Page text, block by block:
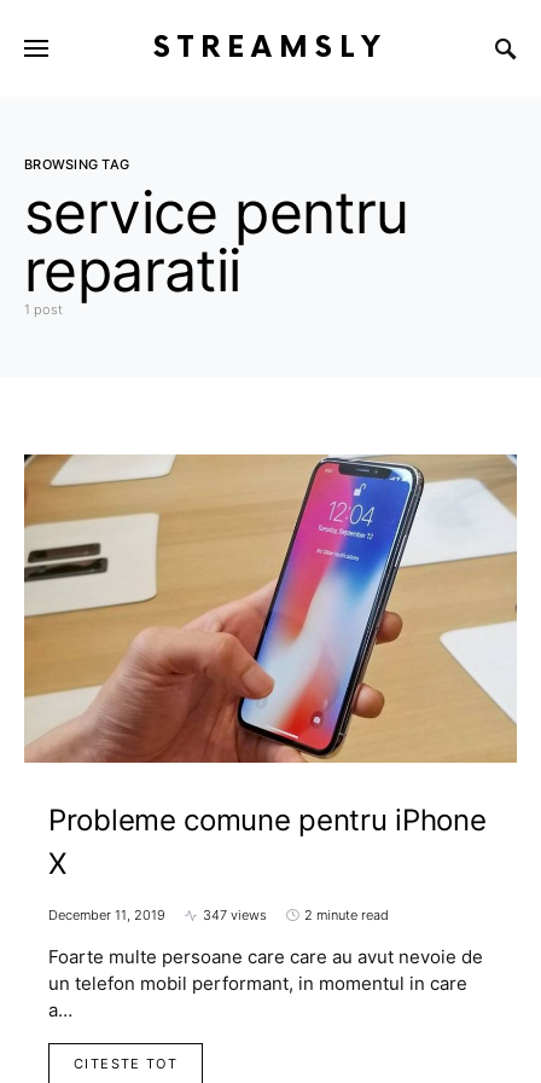
STREAMSLY
BROWSING TAG
service pentru
reparatii
1 post
Probleme comune pentru iPhone
X
December 11, 2019 347 views 2 minute read
Foarte multe persoane care care au avut nevoie de
un telefon mobil performant, in momentul in care
a…
CITESTE TOT